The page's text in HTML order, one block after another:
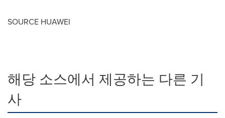
SOURCE HUAWEI
해당 소스에서 제공하는 다른 기
사